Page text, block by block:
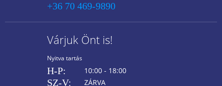
+36 70 469-9890
Várjuk Önt is!
Nyitva tartás
H-P: 10:00 - 18:00
SZ-V: ZÁRVA